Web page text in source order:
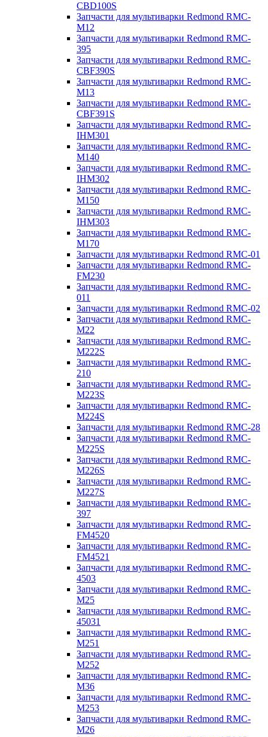
CBD100S
Запчасти для мультиварки Redmond RMC-
M12
Запчасти для мультиварки Redmond RMC-
395
Запчасти для мультиварки Redmond RMC-
CBF390S
Запчасти для мультиварки Redmond RMC-
M13
Запчасти для мультиварки Redmond RMC-
CBF391S
Запчасти для мультиварки Redmond RMC-
IHM301
Запчасти для мультиварки Redmond RMC-
M140
Запчасти для мультиварки Redmond RMC-
IHM302
Запчасти для мультиварки Redmond RMC-
M150
Запчасти для мультиварки Redmond RMC-
IHM303
Запчасти для мультиварки Redmond RMC-
M170
Запчасти для мультиварки Redmond RMC-01
Запчасти для мультиварки Redmond RMC-
FM230
Запчасти для мультиварки Redmond RMC-
011
Запчасти для мультиварки Redmond RMC-02
Запчасти для мультиварки Redmond RMC-
M22
Запчасти для мультиварки Redmond RMC-
M222S
Запчасти для мультиварки Redmond RMC-
210
Запчасти для мультиварки Redmond RMC-
M223S
Запчасти для мультиварки Redmond RMC-
M224S
Запчасти для мультиварки Redmond RMC-28
Запчасти для мультиварки Redmond RMC-
M225S
Запчасти для мультиварки Redmond RMC-
M226S
Запчасти для мультиварки Redmond RMC-
M227S
Запчасти для мультиварки Redmond RMC-
397
Запчасти для мультиварки Redmond RMC-
FM4520
Запчасти для мультиварки Redmond RMC-
FM4521
Запчасти для мультиварки Redmond RMC-
4503
Запчасти для мультиварки Redmond RMC-
M25
Запчасти для мультиварки Redmond RMC-
45031
Запчасти для мультиварки Redmond RMC-
M251
Запчасти для мультиварки Redmond RMC-
M252
Запчасти для мультиварки Redmond RMC-
M36
Запчасти для мультиварки Redmond RMC-
M253
Запчасти для мультиварки Redmond RMC-
M26